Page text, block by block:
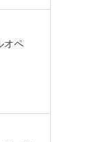
オペ